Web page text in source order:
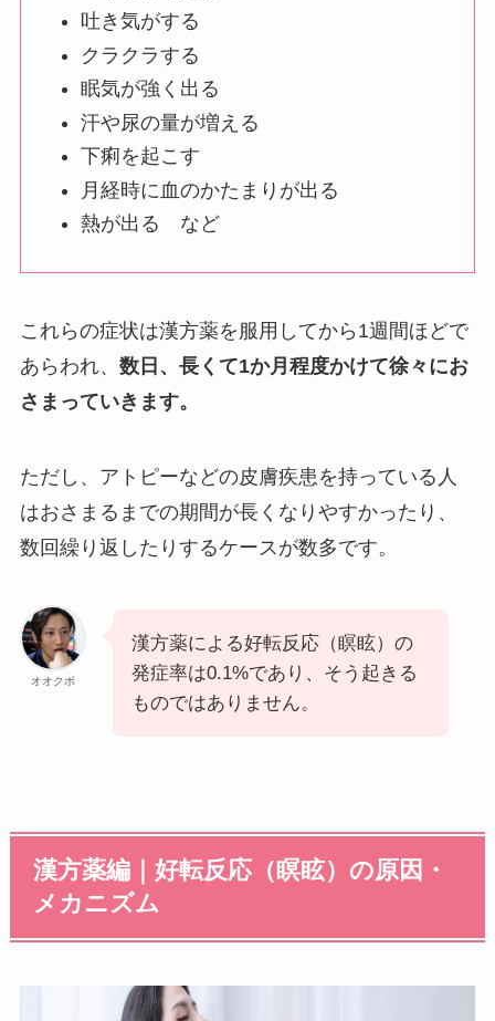
吐き気がする
クラクラする
眠気が強く出る
汗や尿の量が増える
下痢を起こす
月経時に血のかたまりが出る
熱が出る など
これらの症状は漢方薬を服用してから1週間ほどで
あらわれ、 数日、長くて1か月程度かけて徐々にお
さまっていきます。
ただし、アトピーなどの皮膚疾患を持っている人
はおさまるまでの期間が長くなりやすかったり、
数回繰り返したりするケースが数多です。
オオクボ
漢方薬による好転反応（瞑眩）の
発症率は0.1%であり、そう起きる
ものではありません。
漢方薬編｜好転反応（瞑眩）の原因・
メカニズム